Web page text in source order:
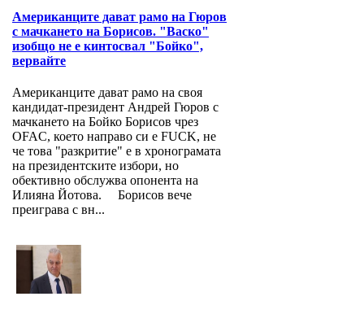
Американците дават рамо на Гюров
с мачкането на Борисов. "Васко"
изобщо не е кинтосвал "Бойко",
вервайте
Американците дават рамо на своя
кандидат-президент Андрей Гюров с
мачкането на Бойко Борисов чрез
OFAC, което направо си е FUCK, не
че това "разкритие" е в хронограмата
на президентските избори, но
обективно обслужва опонента на
Илияна Йотова. Борисов вече
преиграва с вн...